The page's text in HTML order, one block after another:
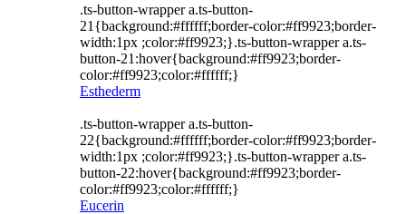
.ts-button-wrapper a.ts-button-
21{background:#ffffff;border-color:#ff9923;border-
width:1px ;color:#ff9923;}.ts-button-wrapper a.ts-
button-21:hover{background:#ff9923;border-
color:#ff9923;color:#ffffff;}
Esthederm
.ts-button-wrapper a.ts-button-
22{background:#ffffff;border-color:#ff9923;border-
width:1px ;color:#ff9923;}.ts-button-wrapper a.ts-
button-22:hover{background:#ff9923;border-
color:#ff9923;color:#ffffff;}
Eucerin